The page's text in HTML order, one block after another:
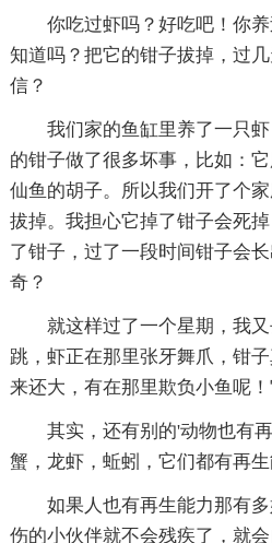
你吃过虾吗？好吃吧！你
知道吗？把它的钳子拔掉，过
信？
我们家的鱼缸里养了一只
的钳子做了很多坏事，比如：
仙鱼的胡子。所以我们开了个
拔掉。我担心它掉了钳子会死
了钳子，过了一段时间钳子会
奇？
就这样过了一个星期，我
跳，虾正在那里张牙舞爪，钳
来还大，有在那里欺负小鱼呢
其实，还有别的'动物也有
蟹，龙虾，蚯蚓，它们都有再生
如果人也有再生能力那有
伤的小伙伴就不会残疾了，就